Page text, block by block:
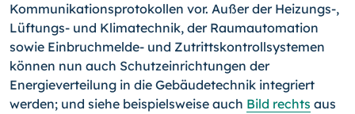
Kommunikationsprotokollen vor. Außer der Heizungs-,
Lüf­tungs- und Klimatechnik, der Raumautomation
sowie Einbruch­melde- und Zutrittskontrollsystemen
können nun auch Schutz­einrichtungen der
Energieverteilung in die Gebäudetechnik in­tegriert
werden; und siehe beispielsweise auch Bild rechts aus